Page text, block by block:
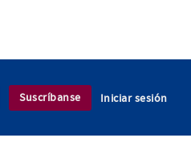
Suscríbanse Iniciar sesión